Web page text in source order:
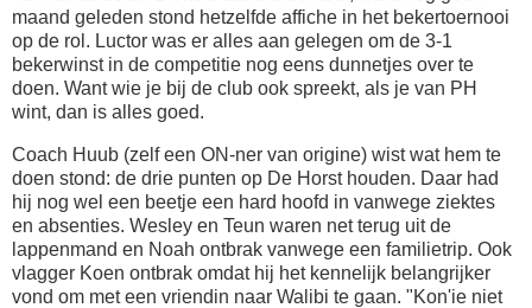
maand geleden stond hetzelfde affiche in het bekertoernooi
op de rol. Luctor was er alles aan gelegen om de 3-1
bekerwinst in de competitie nog eens dunnetjes over te
doen. Want wie je bij de club ook spreekt, als je van PH
wint, dan is alles goed.
Coach Huub (zelf een ON-ner van origine) wist wat hem te
doen stond: de drie punten op De Horst houden. Daar had
hij nog wel een beetje een hard hoofd in vanwege ziektes
en absenties. Wesley en Teun waren net terug uit de
lappenmand en Noah ontbrak vanwege een familietrip. Ook
vlagger Koen ontbrak omdat hij het kennelijk belangrijker
vond om met een vriendin naar Walibi te gaan. "Kon'ie niet